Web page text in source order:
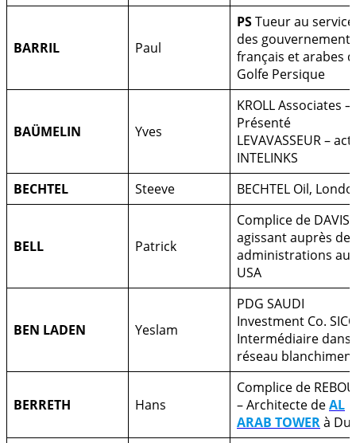
BARRIL Paul
PSTueur au service
des gouvernements
français et arabes
Golfe Persique
BAÜMELIN Yves
KROLL Associates –
Présenté
LEVAVASSEUR – act.
INTELINKS
BECHTEL
Steeve BECHTEL Oil,
BELL Patrick
Complice de DAVIS
agissant auprès des
administrations aux
USA
BEN LADEN Yeslam
PDG SAUDI
Investment Co.
Intermédiaire dans
réseau blanchiment
BERRETH Hans
Complice de
– Architecte deAL
ARAB TOWERà